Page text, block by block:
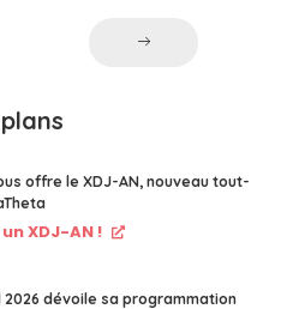
offre le XDJ-AN, nouveau tout-
XDJ-AN !
2026 dévoile sa programmation